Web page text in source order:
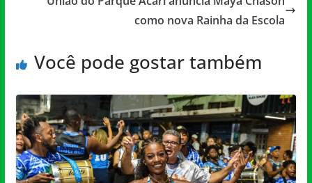
como nova Rainha da Escola
Você pode gostar também